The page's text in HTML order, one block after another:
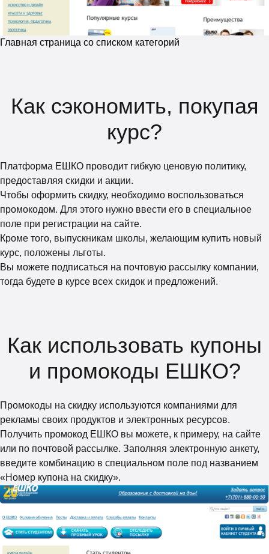
Главная страница со списком категорий
Как сэкономить, покупая
курс?
Платформа ЕШКО проводит гибкую ценовую политику,
предоставляя скидки и акции.
Чтобы оформить скидку, необходимо воспользоваться
промокодом. Для этого нужно ввести его в специальное
поле при регистрации на сайте.
Кроме того, выпускникам школы, желающим купить новый
курс, положены льготы.
Вы можете подписаться на почтовую рассылку компании,
тогда будете в курсе всех скидок и предложений.
Как использовать купоны
и промокоды ЕШКО?
Промокоды на скидку используются компаниями для
рекламы своих продуктов и электронных ресурсов.
Получить промокод ЕШКО вы можете, к примеру, на сайте
или по почтовой рассылке. Заполняя электронную анкету,
введите комбинацию в специальном поле под названием
«Номер купона на скидку».